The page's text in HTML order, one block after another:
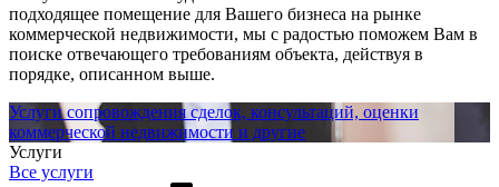
подходящее помещение для Вашего бизнеса на рынке
коммерческой недвижимости, мы с радостью поможем Вам в
поиске отвечающего требованиям объекта, действуя в
порядке, описанном выше.
Услуги сопровождения сделок, консультаций, оценки
коммерческой недвижимости и другие
Услуги
Все услуги